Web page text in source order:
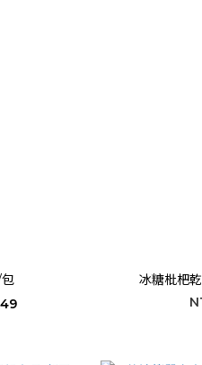
冰糖枇杷